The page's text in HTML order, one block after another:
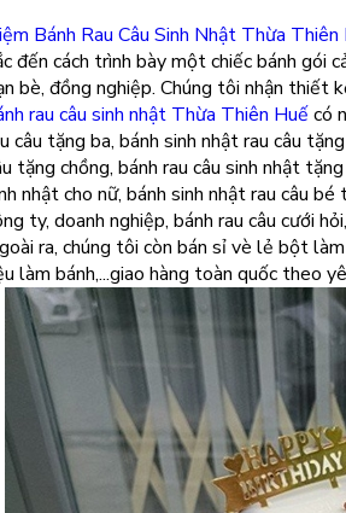
Bánh Rau Câu Sinh Nhật Thừa Thiên
đến cách trình bày một chiếc bánh gói
bè, đồng nghiệp. Chúng tôi nhận thiết
rau câu sinh nhật Thừa Thiên Huếcó
câu tặng ba, bánh sinh nhật rau câu
tặng chồng, bánh rau câu sinh nhật
nhật cho nữ, bánh sinh nhật rau câu
ty, doanh nghiệp, bánh rau câu cưới
ra, chúng tôi còn bán sỉ vè lẻ bột
làm bánh,...giao hàng toàn quốc theo